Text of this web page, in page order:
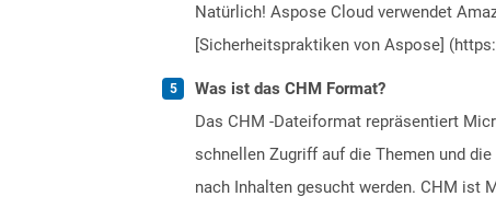
Natürlich! Aspose Cloud verwendet
[Sicherheitspraktiken von Aspose]
Was ist das CHM Format?
Das CHM -Dateiformat repräsentiert
schnellen Zugriff auf die Themen und
nach Inhalten gesucht werden. CHM ist